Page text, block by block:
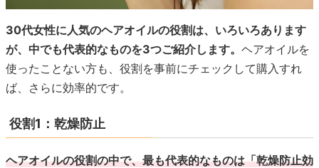
30代女性に人気のヘアオイルの役割は、いろいろあります
が、中でも代表的なものを3つご紹介します。 ヘアオイルを
使ったことない方も、役割を事前にチェックして購入すれ
ば、さらに効率的です。
役割1：乾燥防止
ヘアオイルの役割の中で、最も代表的なものは「乾燥防止効